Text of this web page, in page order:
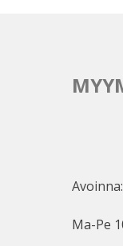
Avoinna:
Ma-Pe